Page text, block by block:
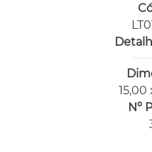
15,00
Nº